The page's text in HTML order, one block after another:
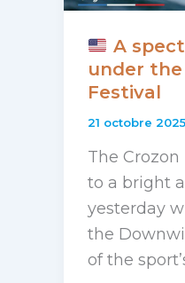
A
under the
Festival
21 octobre 2025
The
to a bright
yesterday
the
of the